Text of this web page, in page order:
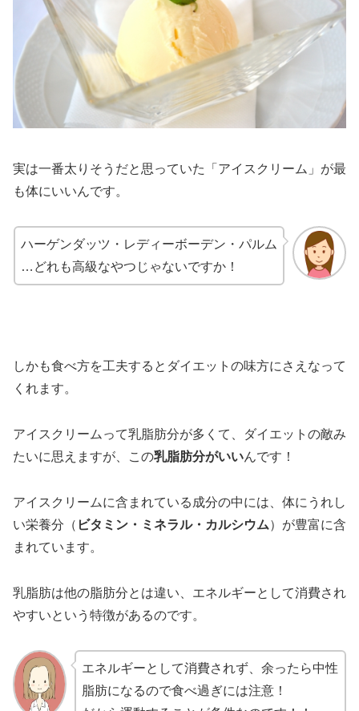
実は一番太りそうだと思っていた「アイスクリーム」が最
も体にいいんです。
ハーゲンダッツ・レディーボーデン・パルム
…どれも高級なやつじゃないですか！
しかも食べ方を工夫するとダイエットの味方にさえなって
くれます。
アイスクリームって乳脂肪分が多くて、ダイエットの敵み
たいに思えますが、この乳脂肪分がいいんです！
アイスクリームに含まれている成分の中には、体にうれし
い栄養分（ ビタミン・ミネラル・カルシウム）が豊富に含
まれています。
乳脂肪は他の脂肪分とは違い、エネルギーとして消費され
やすいという特徴があるのです。
エネルギーとして消費されず、余ったら中性
脂肪になるので食べ過ぎには注意！